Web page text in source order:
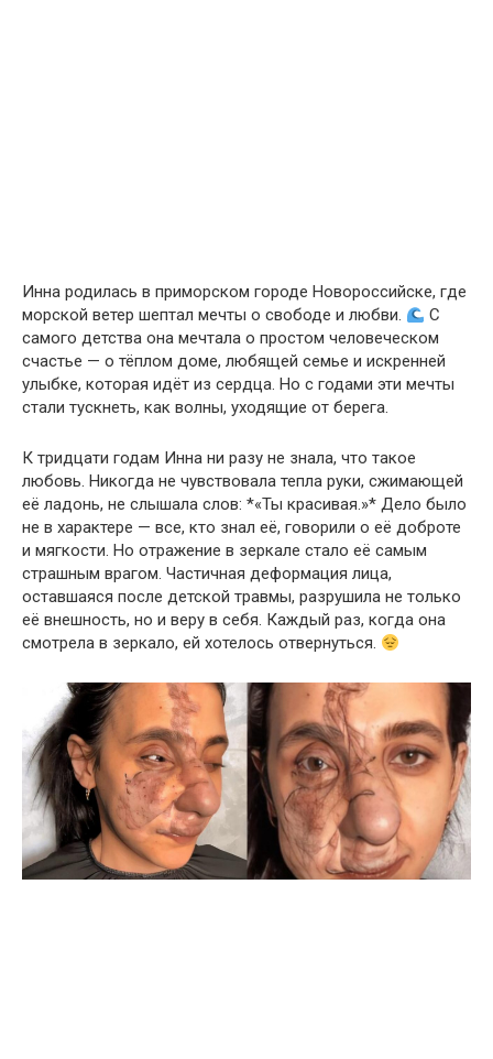
Инна родилась в приморском городе Новороссийске, где
морской ветер шептал мечты о свободе и любви.
С
самого детства она мечтала о простом человеческом
счастье — о тёплом доме, любящей семье и искренней
улыбке, которая идёт из сердца. Но с годами эти мечты
стали тускнеть, как волны, уходящие от берега.
К тридцати годам Инна ни разу не знала, что такое
любовь. Никогда не чувствовала тепла руки, сжимающей
её ладонь, не слышала слов: *«Ты красивая.»* Дело было
не в характере — все, кто знал её, говорили о её доброте
и мягкости. Но отражение в зеркале стало её самым
страшным врагом. Частичная деформация лица,
оставшаяся после детской травмы, разрушила не только
её внешность, но и веру в себя. Каждый раз, когда она
смотрела в зеркало, ей хотелось отвернуться.